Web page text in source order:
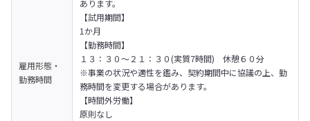
雇用形態・
勤務時間
あります。
【試用期間】
1か月
【勤務時間】
１３：３０～２１：３０(実質7時間)　休憩６０分
※事業の状況や適性を鑑み、契約期間中に協議の上、勤
務時間を変更する場合があります。
【時間外労働】
原則なし